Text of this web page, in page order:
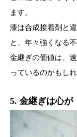
ます。
漆は合成接着剤と
と、年々強くなる
金継ぎの価値は、
っているのかもしれ
5. 金継ぎは心が